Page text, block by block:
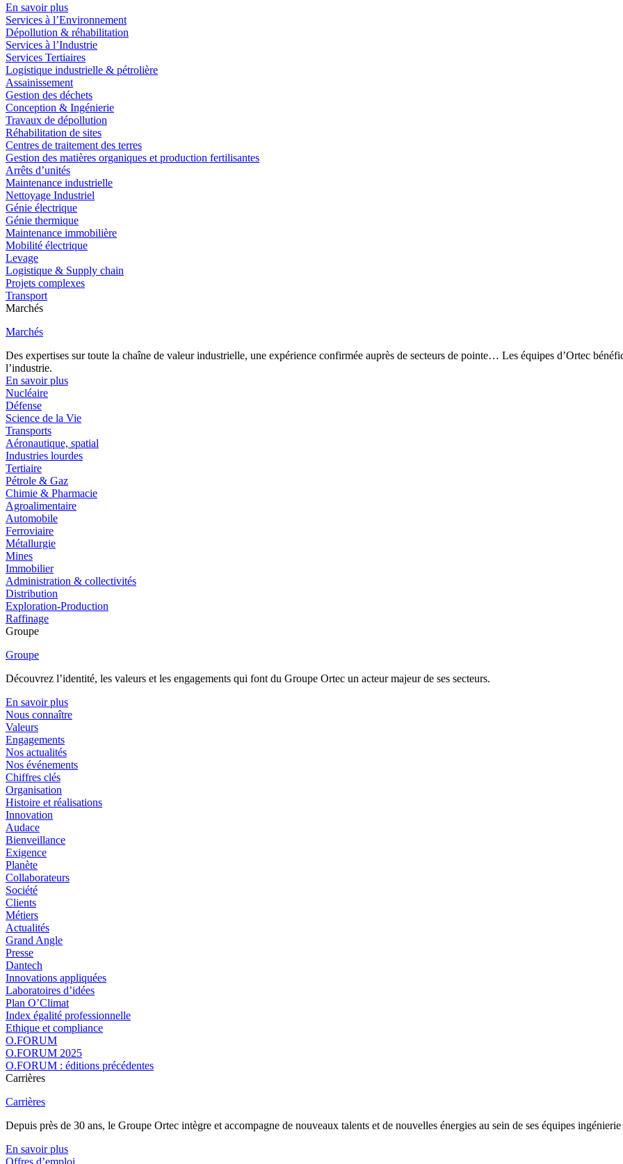
En savoir plus
Services à l’Environnement
Dépollution & réhabilitation
Services à l’Industrie
Services Tertiaires
Logistique industrielle & pétrolière
Assainissement
Gestion des déchets
Conception & Ingénierie
Travaux de dépollution
Réhabilitation de sites
Centres de traitement des terres
Gestion des matières organiques et production fertilisantes
Arrêts d’unités
Maintenance industrielle
Nettoyage Industriel
Génie électrique
Génie thermique
Maintenance immobilière
Mobilité électrique
Levage
Logistique & Supply chain
Projets complexes
Transport
Marchés
Marchés
Des expertises sur toute la chaîne de valeur industrielle, une expérience confirmée auprès de secteurs de pointe… Les équipes d’Ortec
l’industrie.
En savoir plus
Nucléaire
Défense
Science de la Vie
Transports
Aéronautique, spatial
Industries lourdes
Tertiaire
Pétrole & Gaz
Chimie & Pharmacie
Agroalimentaire
Automobile
Ferroviaire
Métallurgie
Mines
Immobilier
Administration & collectivités
Distribution
Exploration-Production
Raffinage
Groupe
Groupe
Découvrez l’identité, les valeurs et les engagements qui font du Groupe Ortec un acteur majeur de ses secteurs.
En savoir plus
Nous connaître
Valeurs
Engagements
Nos actualités
Nos événements
Chiffres clés
Organisation
Histoire et réalisations
Innovation
Audace
Bienveillance
Exigence
Planète
Collaborateurs
Société
Clients
Métiers
Actualités
Grand Angle
Presse
Dantech
Innovations appliquées
Laboratoires d’idées
Plan O’Climat
Index égalité professionnelle
Ethique et compliance
O.FORUM
O.FORUM 2025
O.FORUM : éditions précédentes
Carrières
Carrières
Depuis près de 30 ans, le Groupe Ortec intègre et accompagne de nouveaux talents et de nouvelles énergies au sein de ses équipes
En savoir plus
Offres d’emploi